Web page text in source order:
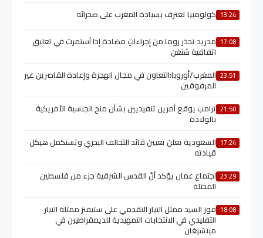
13:24 كولومبيا تعترف بسيادة المغرب على صحرائه
17:08 مدريد تحذر روما من إجراءاتٍ مضادة إذا اُستمرت في تعليق
اتفاقية شنغن
23:51 المغرب/أوروبا:التعاون في مجال الهجرة وإعادة القاصرين غير
المرفوقين
21:50 ترامب يوقع أمرين تنفيذيين بشأن منح الجنسية الأمريكية
بالولادة
17:24 السعودية تعلن تعيين قائد التحالف البحري وتستكمل هيكل
قيادته
23:29 اجتماع عمان يؤكد أنّ القدس الشرقية جزء من فلسطين
المحتلة
18:08 فوز السيد ممثل التيار التقدمي على ستيفنز ممثلة التيار
التقليدي في الانتخابات التمهيدية للديمقراطيين في
ميتشيغان